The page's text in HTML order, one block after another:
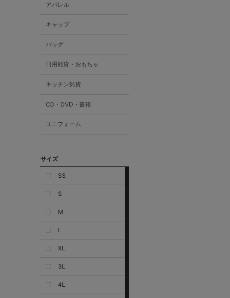
アパレル
キャップ
バッグ
日用雑貨・おもちゃ
キッチン雑貨
CD・DVD・書籍
ユニフォーム
サイズ
SS
S
M
L
XL
3L
4L